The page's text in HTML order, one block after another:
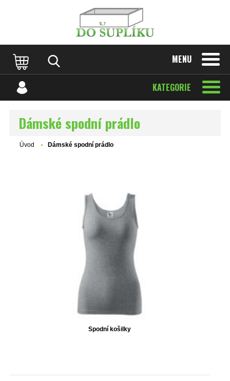
MENU
KATEGORIE
Dámské spodní prádlo
Úvod Dámské spodní prádlo
Spodní košilky